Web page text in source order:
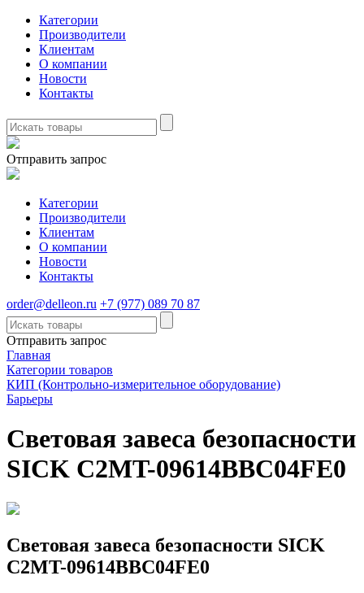
Категории
Производители
Клиентам
О компании
Новости
Контакты
Отправить запрос
Категории
Производители
Клиентам
О компании
Новости
Контакты
order@delleon.ru +7 (977) 089 70 87
Отправить запрос
Главная
Категории товаров
КИП (Контрольно-измерительное оборудование)
Барьеры
Световая завеса безопасности
SICK C2MT-09614BBC04FE0
Световая завеса безопасности SICK
C2MT-09614BBC04FE0